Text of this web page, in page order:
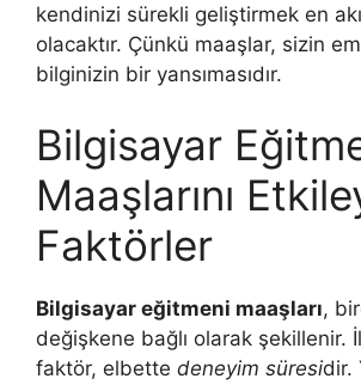
kendinizi sürekli geliştirmek en
olacaktır. Çünkü maaşlar, sizin
bilginizin bir yansımasıdır.
Bilgisayar
Maaşlarını
Faktörler
Bilgisayar eğitmeni maaşları,
değişkene bağlı olarak şekillenir.
faktör, elbette deneyim süresidir.